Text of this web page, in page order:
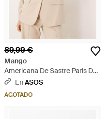
89,99 €
Mango
Americana De Sastre Paris De
(Parte De Un Conjunto)-Blanco
EnASOS
AGOTADO